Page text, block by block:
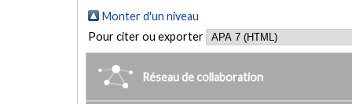
Monter d'un niveau
Pour citer ou exporter
Réseau de collaboration